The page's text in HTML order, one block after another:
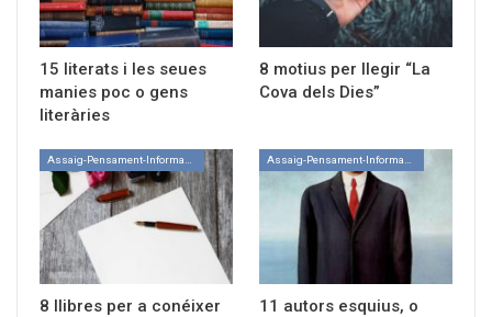
15 literats i les seues
manies poc o gens
literàries
8 motius per llegir “La
Cova dels Dies”
8 llibres per a conéixer
11 autors esquius, o